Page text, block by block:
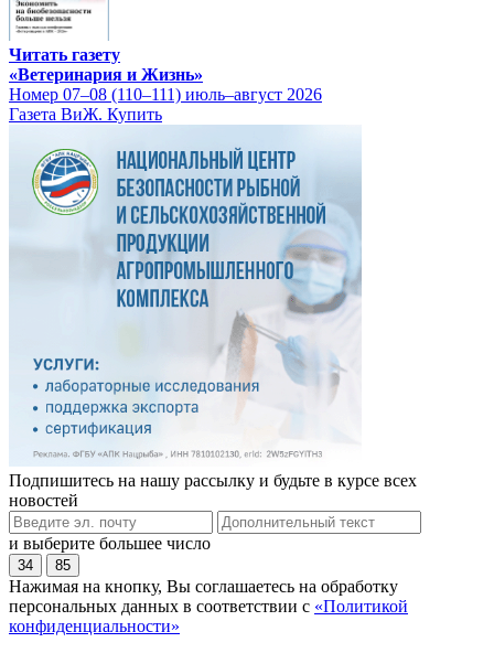
Читать газету
«Ветеринария и Жизнь»
Номер 07–08 (110–111) июль–август 2026
Газета ВиЖ. Купить
Подпишитесь на нашу рассылку и будьте в курсе всех
новостей
и выберите большее число
34 85
Нажимая на кнопку, Вы соглашаетесь на обработку
персональных данных в соответствии с «Политикой
конфиденциальности»